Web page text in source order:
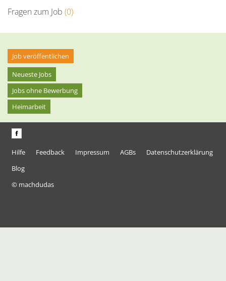
Fragen zum Job (0)
Job veröffentlichen
Neueste Jobs
Jobs ohne Bewerbung
Heimarbeit
Hilfe Feedback Impressum AGBs
Datenschutzerklärung
Blog
© machdudas